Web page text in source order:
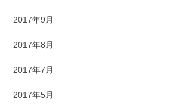
2017年9月
2017年8月
2017年7月
2017年5月